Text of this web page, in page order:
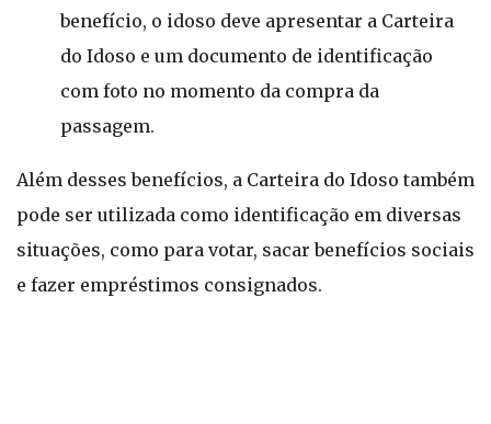
benefício, o idoso deve apresentar a Carteira
do Idoso e um documento de identificação
com foto no momento da compra da
passagem.
Além desses benefícios, a Carteira do Idoso também
pode ser utilizada como identificação em diversas
situações, como para votar, sacar benefícios sociais
e fazer empréstimos consignados.